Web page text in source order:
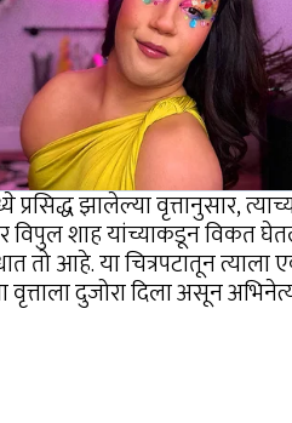
झालेल्या वृत्तानुसार,
विपुल शाह यांच्याकडून विकत
तो आहे. या चित्रपटातून त्याला
वृत्ताला दुजोरा दिला असून